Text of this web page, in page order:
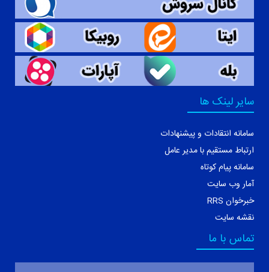
سایر لینک ها
سامانه انتقادات و پیشنهادات
ارتباط مستقیم با مدیر عامل
سامانه پیام کوتاه
آمار وب سایت
خبرخوان RRS
نقشه سایت
تماس با ما